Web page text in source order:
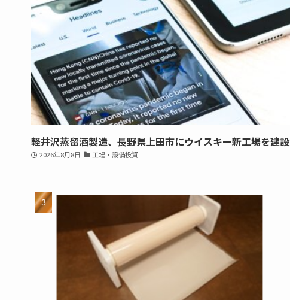
軽井沢蒸留酒製造、長野県上田市にウイスキー新工場を建設
2026年8月8日 工場・設備投資